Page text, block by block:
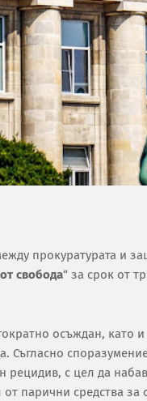
прокуратурата и
свобода“ за срок от
осъждан, като
а. Съгласно
рецидив, с цел да
парични средства